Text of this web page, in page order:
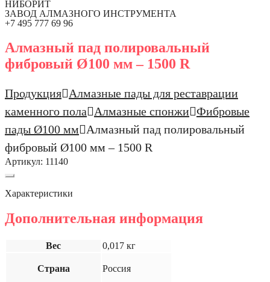
НИБОРИТ
ЗАВОД АЛМАЗНОГО ИНСТРУМЕНТА
+7 495 777 69 96
Алмазный пад полировальный
фибровый Ø100 мм – 1500 R
Продукция
Алмазные пады для реставрации
каменного пола
Алмазные спонжи Фибровые
пады Ø100 мм
Алмазный пад полировальный
фибровый Ø100 мм – 1500 R
Артикул: 11140
Характеристики
Дополнительная информация
Вес 0,017 кг
Страна Россия